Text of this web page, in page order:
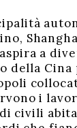
a
della
i
civili